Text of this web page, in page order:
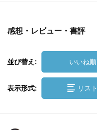
感想・レビュー・書評
並び替え: いいね順
表示形式: リスト